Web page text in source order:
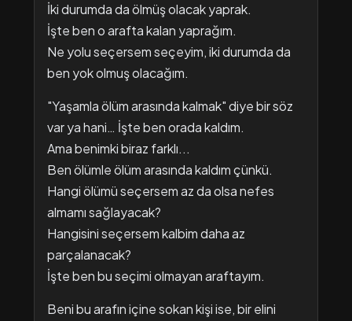
İki durumda da ölmüş olacak yaprak.
İşte ben o arafta kalan yaprağım.
Ne yolu seçersem seçeyim, iki durumda da
ben yok olmuş olacağım.
"Yaşamla ölüm arasında kalmak" diye bir söz
var ya hani… İşte ben orada kaldım.
Ama benimki biraz farklı...
Ben ölümle ölüm arasında kaldım çünkü.
Hangi ölümü seçersem az da olsa nefes
almamı sağlayacak?
Hangisini seçersem kalbim daha az
parçalanacak?
İşte ben bu seçimi olmayan araftayım.
Beni bu arafın içine sokan kişi ise, bir elini